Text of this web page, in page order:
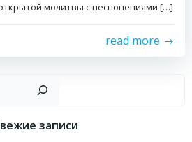
молитвы с песнопениями […]
read more
записи